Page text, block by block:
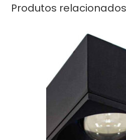
Produtos relacionados